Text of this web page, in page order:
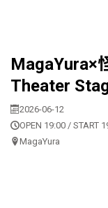
MagaYura×
Theater
2026-06-12
OPEN 19:00 / START
MagaYura